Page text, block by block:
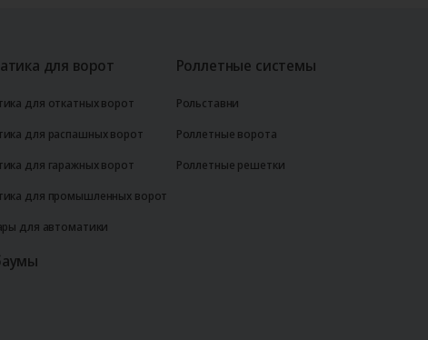
для ворот
для откатных ворот
для распашных ворот
для гаражных ворот
для промышленных ворот
для автоматики
Роллетные системы
Рольставни
Роллетные ворота
Роллетные решетки